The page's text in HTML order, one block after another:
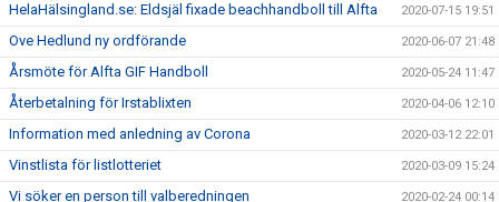
HelaHälsingland.se: Eldsjäl fixade beachhandboll till Alfta 2020-07-15 19:51
Ove Hedlund ny ordförande 2020-06-07 21:48
Årsmöte för Alfta GIF Handboll 2020-05-24 11:47
Återbetalning för Irstablixten 2020-04-06 12:10
Information med anledning av Corona 2020-03-12 22:01
Vinstlista för listlotteriet 2020-03-09 15:24
Vi söker en person till valberedningen 2020-02-24 00:14